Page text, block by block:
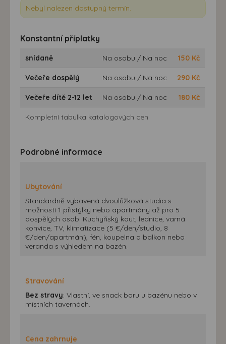
Nebyl nalezen dostupný termín.
Konstantní příplatky
snídaně Na osobu / Na noc 150 Kč
Večeře dospělý Na osobu / Na noc 290 Kč
Večeře dítě 2-12 let Na osobu / Na noc 180 Kč
Kompletní tabulka katalogových cen
Podrobné informace
Ubytování
Standardně vybavená dvoulůžková studia s
možností 1 přistýlky nebo apartmány až pro 5
dospělých osob. Kuchyňský kout, lednice, varná
konvice, TV, klimatizace (5 €/den/studio, 8
€/den/apartmán), fén, koupelna a balkon nebo
veranda s výhledem na bazén.
Stravování
Bez stravy: Vlastní, ve snack baru u bazénu nebo v
místních tavernách.
Cena zahrnuje